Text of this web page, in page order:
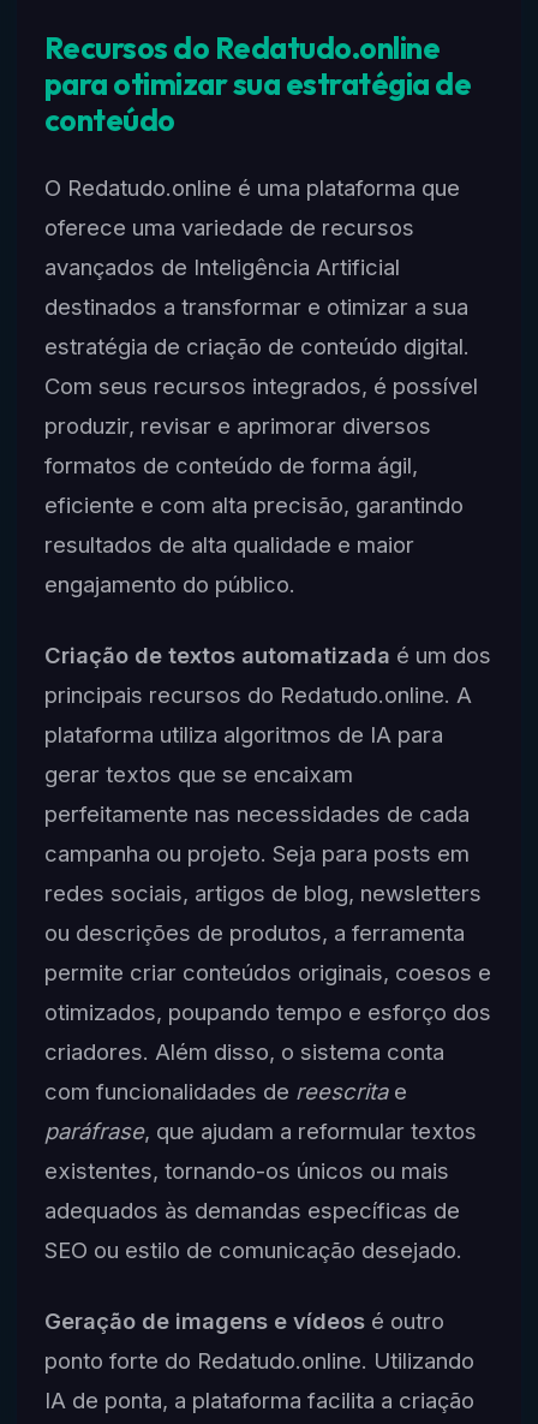
Recursos do Redatudo.online
para otimizar sua estratégia de
conteúdo
O Redatudo.online é uma plataforma que
oferece uma variedade de recursos
avançados de Inteligência Artificial
destinados a transformar e otimizar a sua
estratégia de criação de conteúdo digital.
Com seus recursos integrados, é possível
produzir, revisar e aprimorar diversos
formatos de conteúdo de forma ágil,
eficiente e com alta precisão, garantindo
resultados de alta qualidade e maior
engajamento do público.
Criação de textos automatizada é um dos
principais recursos do Redatudo.online. A
plataforma utiliza algoritmos de IA para
gerar textos que se encaixam
perfeitamente nas necessidades de cada
campanha ou projeto. Seja para posts em
redes sociais, artigos de blog, newsletters
ou descrições de produtos, a ferramenta
permite criar conteúdos originais, coesos e
otimizados, poupando tempo e esforço dos
criadores. Além disso, o sistema conta
com funcionalidades de reescritae
paráfrase, que ajudam a reformular textos
existentes, tornando-os únicos ou mais
adequados às demandas específicas de
SEO ou estilo de comunicação desejado.
Geração de imagens e vídeosé outro
ponto forte do Redatudo.online. Utilizando
IA de ponta, a plataforma facilita a criação